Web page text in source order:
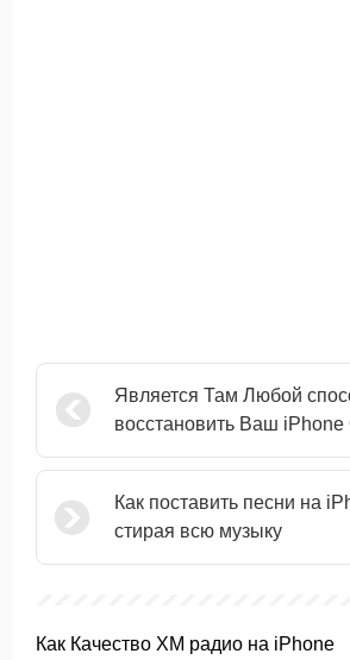
Является Там Любой
восстановить Ваш iPhone
секретный код, не зная его
Как поставить песни на
стирая всю музыку
Как Качество XM радио на iPhone